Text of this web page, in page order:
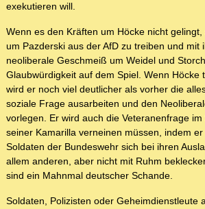
exekutieren will.
Wenn es den Kräften um Höcke nicht
um Pazderski aus der AfD zu treiben und mit
neoliberale Geschmeiß um Weidel und
Glaubwürdigkeit auf dem Spiel. Wenn Höcke
wird er noch viel deutlicher als vorher die
soziale Frage ausarbeiten und den
vorlegen. Er wird auch die Veteranenfrage
seiner Kamarilla verneinen müssen, indem
Soldaten der Bundeswehr sich bei ihren
allem anderen, aber nicht mit Ruhm
sind ein Mahnmal deutscher Schande.
Soldaten, Polizisten oder Geheimdienstleute